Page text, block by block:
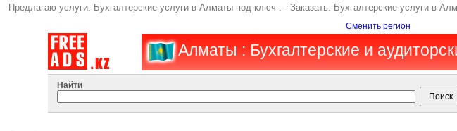
Предлагаю услуги: Бухгалтерские услуги в Алматы под ключ . - Заказать: Бухгалтерские услуги в
Сменить регион
Алматы : Бухгалтерские и
Найти